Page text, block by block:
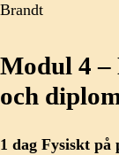
Brandt
Modul 4 –
och
1 dag Fysiskt på